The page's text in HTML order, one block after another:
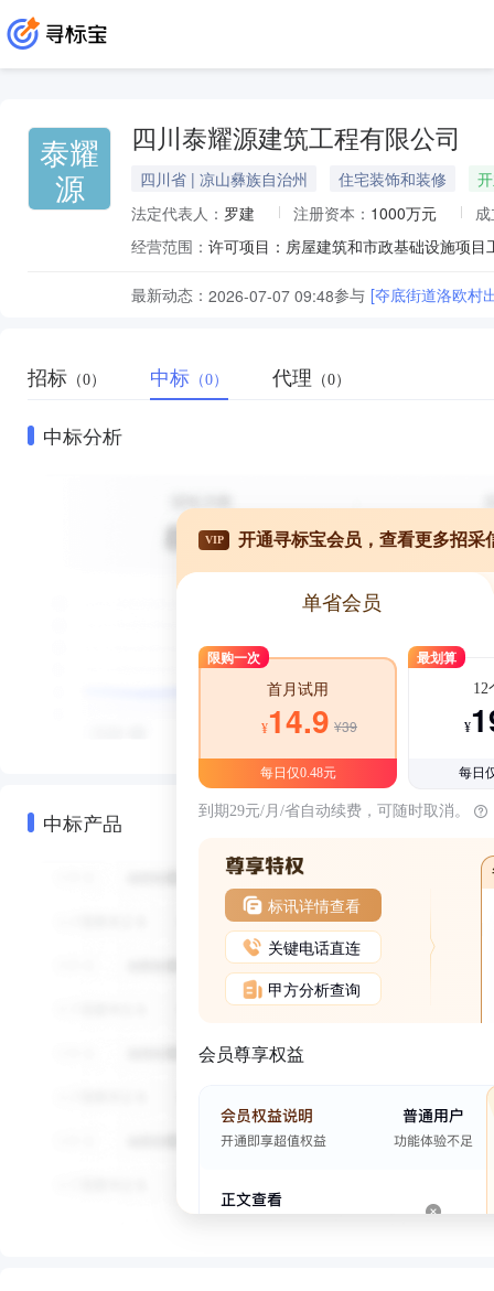
泰耀
源
四川泰耀源建筑工程有限公司
四川省 | 凉山彝族自治州 住宅装饰和装修
法定代表人： 罗建 注册资本： 1000万元
经营范围：
最新动态： 2026-07-07 09:48参与 [夺底街道洛欧村
招标 （0） 中标 （0） 代理 （0）
中标分析
中标产品
VIP 开通寻标宝会员，查看更多招采
单省会员
限购一次
首月试用
¥14.9 ¥39
每日仅0.48元
最划算
12
¥
每日
到期29元/月/省自动续费，可随时取消。
标讯详情查看
关键电话直连
甲方分析查询
会员尊享权益